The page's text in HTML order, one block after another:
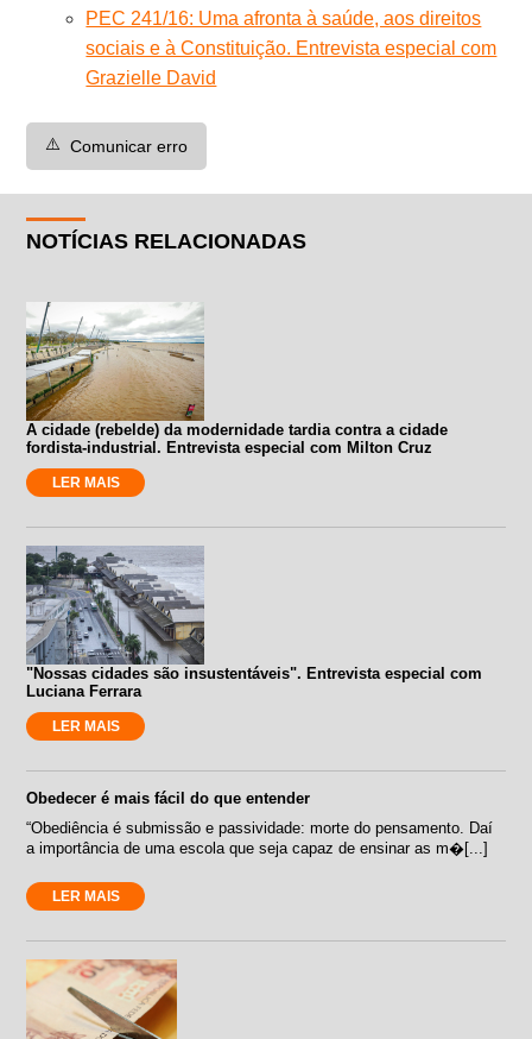
PEC 241/16: Uma afronta à saúde, aos direitos
sociais e à Constituição. Entrevista especial com
Grazielle David
⚠️ Comunicar erro
NOTÍCIAS RELACIONADAS
A cidade (rebelde) da modernidade tardia contra a cidade
fordista-industrial. Entrevista especial com Milton Cruz
LER MAIS
"Nossas cidades são insustentáveis". Entrevista especial com
Luciana Ferrara
LER MAIS
Obedecer é mais fácil do que entender
“Obediência é submissão e passividade: morte do pensamento. Daí
a importância de uma escola que seja capaz de ensinar as m�[...]
LER MAIS